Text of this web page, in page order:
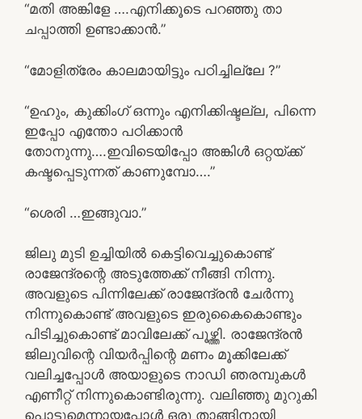
“മതി അങ്കിളേ ….എനിക്കൂടെ പറഞ്ഞു താ
ചപ്പാത്തി ഉണ്ടാക്കാൻ.”
“മോളിത്രേം കാലമായിട്ടും പഠിച്ചില്ലേ ?”
“ഉഹും, കുക്കിംഗ് ഒന്നും എനിക്കിഷ്ടല്ല, പിന്നെ
ഇപ്പോ എന്തോ പഠിക്കാൻ
തോനുന്നു….ഇവിടെയിപ്പോ അങ്കിൾ ഒറ്റയ്ക്ക്
കഷ്ടപ്പെടുന്നത് കാണുമ്പോ….”
“ശെരി …ഇങ്ങുവാ.”
ജിലു മുടി ഉച്ചിയിൽ കെട്ടിവെച്ചുകൊണ്ട്
രാജേന്ദ്രന്റെ അടുത്തേക്ക് നീങ്ങി നിന്നു.
അവളുടെ പിന്നിലേക്ക് രാജേന്ദ്രൻ ചേർന്നു
നിന്നുകൊണ്ട് അവളുടെ ഇരുകൈകൊണ്ടും
പിടിച്ചുകൊണ്ട് മാവിലേക്ക് പൂഴ്ത്തി. രാജേന്ദ്രൻ
ജിലുവിന്റെ വിയർപ്പിന്റെ മണം മൂക്കിലേക്ക്
വലിച്ചപ്പോൾ അയാളുടെ നാഡി ഞരമ്പുകൾ
എണീറ്റ് നിന്നുകൊണ്ടിരുന്നു. വലിഞ്ഞു മുറുകി
പൊട്ടുമെന്നായപ്പോൾ ഒരു താങ്ങിനായി